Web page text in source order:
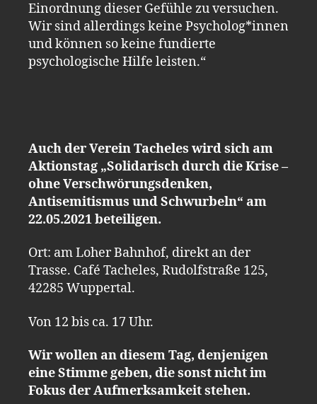
Einordnung dieser Gefühle zu versuchen.
Wir sind allerdings keine Psycholog*innen
und können so keine fundierte
psychologische Hilfe leisten.“
Auch der Verein Tacheles wird sich am
Aktionstag „Solidarisch durch die Krise –
ohne Verschwörungsdenken,
Antisemitismus und Schwurbeln“ am
22.05.2021 beteiligen.
Ort: am Loher Bahnhof, direkt an der
Trasse. Café Tacheles, Rudolfstraße 125,
42285 Wuppertal.
Von 12 bis ca. 17 Uhr.
Wir wollen an diesem Tag, denjenigen
eine Stimme geben, die sonst nicht im
Fokus der Aufmerksamkeit stehen.